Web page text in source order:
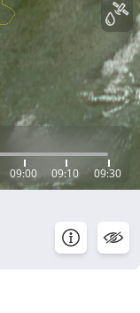
09:00 09:10 09:30